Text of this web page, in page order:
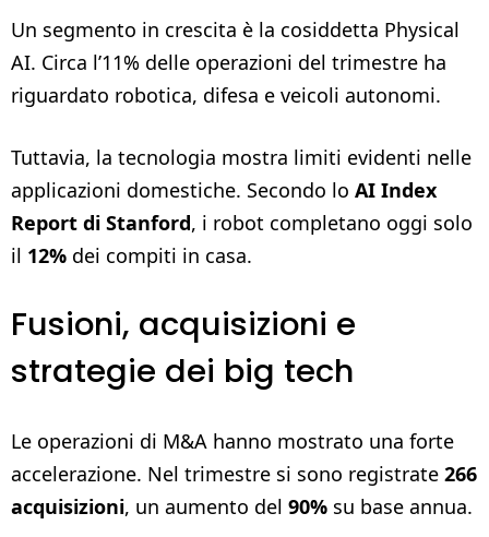
Un segmento in crescita è la cosiddetta Physical
AI. Circa l’11% delle operazioni del trimestre ha
riguardato robotica, difesa e veicoli autonomi.
Tuttavia, la tecnologia mostra limiti evidenti nelle
applicazioni domestiche. Secondo lo AI Index
Report di Stanford, i robot completano oggi solo
il 12% dei compiti in casa.
Fusioni, acquisizioni e
strategie dei big tech
Le operazioni di M&A hanno mostrato una forte
accelerazione. Nel trimestre si sono registrate 266
acquisizioni, un aumento del 90% su base annua.